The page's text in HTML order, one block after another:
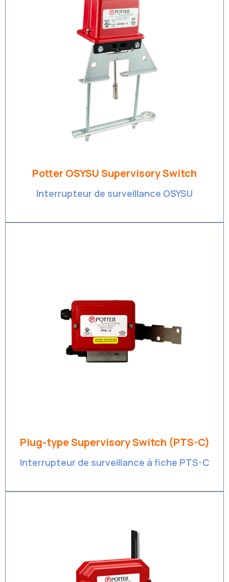
Potter OSYSU Supervisory Switch
Interrupteur de surveillance OSYSU
Plug-type Supervisory Switch (PTS-C)
Interrupteur de surveillance à fiche PTS-C